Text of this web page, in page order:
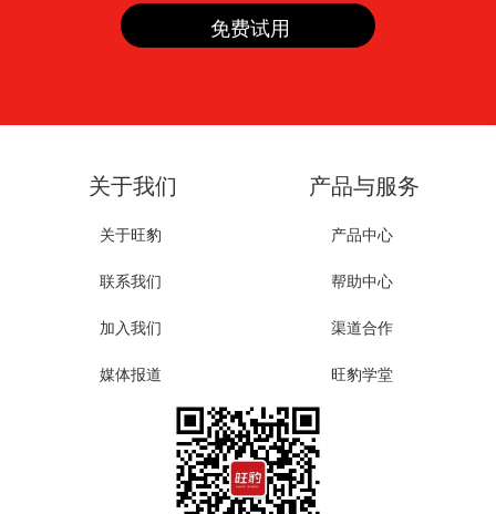
关于我们
关于旺豹
联系我们
加入我们
媒体报道
产品与服务
产品中心
帮助中心
渠道合作
旺豹学堂